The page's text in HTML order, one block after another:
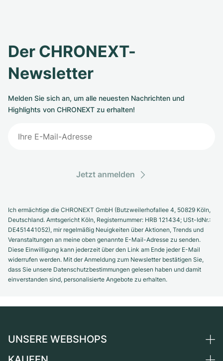
Der CHRONEXT-
Newsletter
Melden Sie sich an, um alle neuesten Nachrichten und
Highlights von CHRONEXT zu erhalten!
Jetzt anmelden
Ich ermächtige die CHRONEXT GmbH (Butzweilerhofallee 4, 50829 Köln,
Deutschland. Amtsgericht Köln, Registernummer: HRB 121434; USt-IdNr.:
DE451441052), mir regelmäßig Neuigkeiten über Aktionen, Trends und
Veranstaltungen an meine oben genannte E-Mail-Adresse zu senden.
Diese Einwilligung kann jederzeit über den Link am Ende jeder E-Mail
widerrufen werden. Mit der Anmeldung zum Newsletter bestätigen Sie,
dass Sie unsere Datenschutzbestimmungen gelesen haben und damit
einverstanden sind, personalisierte Angebote zu erhalten.
UNSERE WEBSHOPS
Deutschland